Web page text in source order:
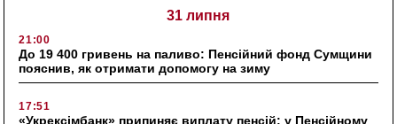
31 липня
21:00
До 19 400 гривень на паливо: Пенсійний фонд Сумщини
пояснив, як отримати допомогу на зиму
17:51
«Укрексімбанк» припиняє виплату пенсій: у Пенсійному